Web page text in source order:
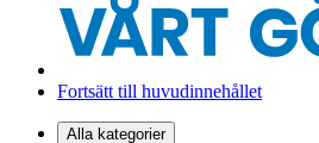
Fortsätt till huvudinnehållet
Alla kategorier